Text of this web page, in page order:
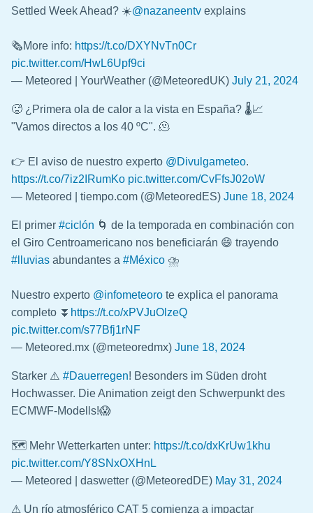
Settled Week Ahead? ☀️@nazaneentv explains
🗞️More info: https://t.co/DXYNvTn0Cr
pic.twitter.com/HwL6Upf9ci
— Meteored | YourWeather (@MeteoredUK) July 21, 2024
🥵 ¿Primera ola de calor a la vista en España? 🌡️📈
"Vamos directos a los 40 ºC". 🫠
👉 El aviso de nuestro experto @Divulgameteo.
https://t.co/7iz2IRumKo pic.twitter.com/CvFfsJ02oW
— Meteored | tiempo.com (@MeteoredES) June 18, 2024
El primer #ciclón 🌀 de la temporada en combinación con
el Giro Centroamericano nos beneficiarán 😄 trayendo
#lluvias abundantes a #México ⛈️
Nuestro experto @infometeoro te explica el panorama
completo ⏬ https://t.co/xPVJuOlzeQ
pic.twitter.com/s77Bfj1rNF
— Meteored.mx (@meteoredmx) June 18, 2024
Starker ⚠️ #Dauerregen! Besonders im Süden droht
Hochwasser. Die Animation zeigt den Schwerpunkt des
ECMWF-Modells!😱
🗺️ Mehr Wetterkarten unter: https://t.co/dxKrUw1khu
pic.twitter.com/Y8SNxOXHnL
— Meteored | daswetter (@MeteoredDE) May 31, 2024
⚠ Un río atmosférico CAT 5 comienza a impactar